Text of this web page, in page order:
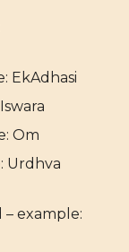
EkAdhasi
Om
Urdhva
– example: